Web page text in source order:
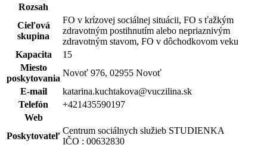
Rozsah
Cieľová
skupina
FO v krízovej sociálnej situácii, FO s ťažkým
zdravotným postihnutím alebo nepriaznivým
zdravotným stavom, FO v dôchodkovom veku
Kapacita
15
Miesto
poskytovania
Novoť 976, 02955 Novoť
E-mail
katarina.kuchtakova@vuczilina.sk
Telefón
+421435590197
Web
Poskytovateľ
Centrum sociálnych služieb STUDIENKA
IČO : 00632830